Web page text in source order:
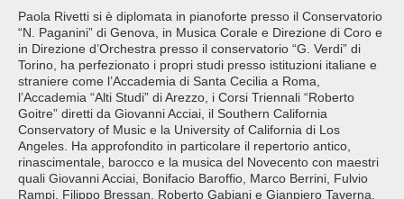
Paola Rivetti si è diplomata in pianoforte presso il Conservatorio
“N. Paganini” di Genova, in Musica Corale e Direzione di Coro e
in Direzione d’Orchestra presso il conservatorio “G. Verdi” di
Torino, ha perfezionato i propri studi presso istituzioni italiane e
straniere come l’Accademia di Santa Cecilia a Roma,
l’Accademia “Alti Studi” di Arezzo, i Corsi Triennali “Roberto
Goitre” diretti da Giovanni Acciai, il Southern California
Conservatory of Music e la University of California di Los
Angeles. Ha approfondito in particolare il repertorio antico,
rinascimentale, barocco e la musica del Novecento con maestri
quali Giovanni Acciai, Bonifacio Baroffio, Marco Berrini, Fulvio
Rampi, Filippo Bressan, Roberto Gabiani e Gianpiero Taverna.